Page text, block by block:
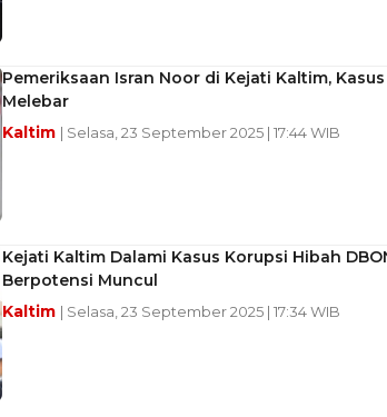
Pemeriksaan Isran Noor di Kejati Kaltim,
Melebar
Kaltim | Selasa, 23 September 2025 | 17:44 WIB
Kejati Kaltim Dalami Kasus Korupsi Hibah
Berpotensi Muncul
Kaltim | Selasa, 23 September 2025 | 17:34 WIB